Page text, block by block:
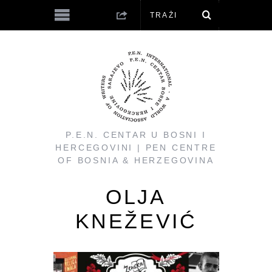
P.E.N. CENTAR U BOSNI I
HERCEGOVINI | PEN CENTRE
OF BOSNIA & HERZEGOVINA
OLJA
KNEŽEVIĆ